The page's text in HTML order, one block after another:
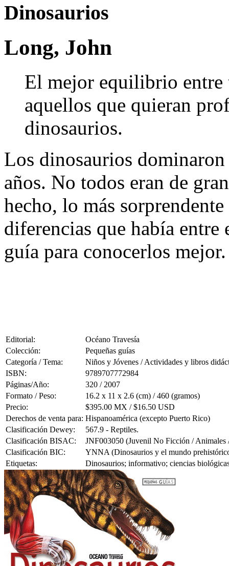
Dinosaurios
Long, John
El mejor equilibrio entre
aquellos que quieran
dinosaurios.
Los dinosaurios
años. No todos eran de
hecho, lo más
diferencias que había
guía para conocerlos mejor.
Editorial:
Océano Travesía
Colección:
Pequeñas guías
Categoría / Tema:
Niños y Jóvenes / Actividades y libros
ISBN:
9789707772984
Páginas/Año:
320 / 2007
Formato / Peso:
16.2 x 11 x 2.6 (cm) / 460 (gramos)
Precio:
$395.00 MX / $16.50 USD
Derechos de venta para: Hispanoamérica (excepto Puerto Rico)
Clasificación Dewey:
567.9 - Reptiles.
Clasificación BISAC:
JNF003050 (Juvenil No Ficción / Animales
Clasificación BIC:
YNNA (Dinosaurios y el mundo
Etiquetas:
Dinosaurios; informativo; ciencias